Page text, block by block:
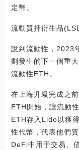
定幣。
流動質押衍生品
說到流動性，2023
劃發生的下一個重
流動性ETH。
在上海升級完成之
ETH開始，讓流動
ETH存入Lido以獲
性代幣，代表他們
DeFi中用于交易、